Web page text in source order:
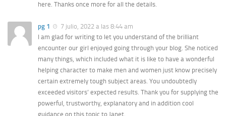
here. Thanks once more for all the details.
pg 1
7 julio, 2022 a las 8:44 am
I am glad for writing to let you understand of the brilliant
encounter our girl enjoyed going through your blog. She noticed
many things, which included what it is like to have a wonderful
helping character to make men and women just know precisely
certain extremely tough subject areas. You undoubtedly
exceeded visitors’ expected results. Thank you for supplying the
powerful, trustworthy, explanatory and in addition cool
guidance on this topic to Janet.